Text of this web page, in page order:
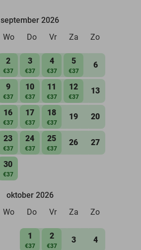
september 2026
Wo Do Vr Za Zo
2
€37
3
€37
4
€37
5
€37
6
9
€37
10
€37
11
€37
12
€37
13
16
€37
17
€37
18
€37
19 20
23
€37
24
€37
25
€37
26 27
30
€37
oktober 2026
Wo Do Vr Za Zo
1
€37
2
€37
3 4